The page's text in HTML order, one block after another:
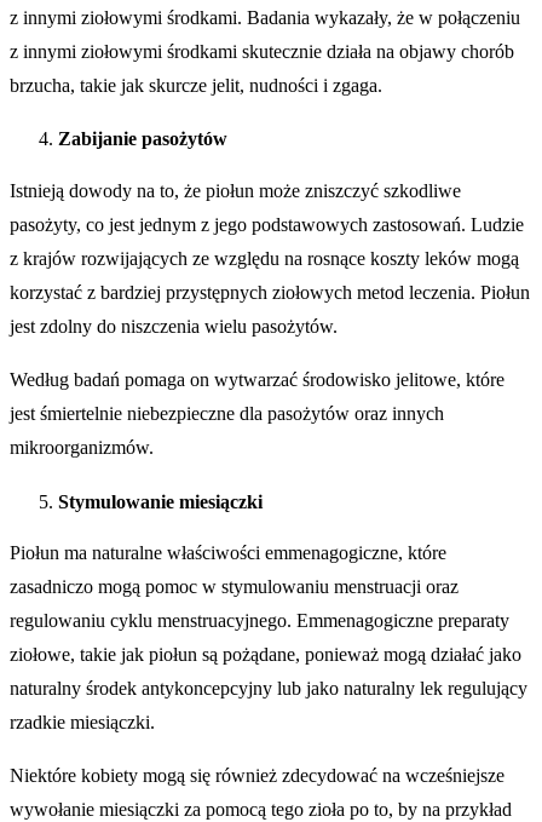
z innymi ziołowymi środkami. Badania wykazały, że w połączeniu
z innymi ziołowymi środkami skutecznie działa na objawy chorób
brzucha, takie jak skurcze jelit, nudności i zgaga.
Zabijanie pasożytów
Istnieją dowody na to, że piołun może zniszczyć szkodliwe
pasożyty, co jest jednym z jego podstawowych zastosowań. Ludzie
z krajów rozwijających ze względu na rosnące koszty leków mogą
korzystać z bardziej przystępnych ziołowych metod leczenia. Piołun
jest zdolny do niszczenia wielu pasożytów.
Według badań pomaga on wytwarzać środowisko jelitowe, które
jest śmiertelnie niebezpieczne dla pasożytów oraz innych
mikroorganizmów.
Stymulowanie miesiączki
Piołun ma naturalne właściwości emmenagogiczne, które
zasadniczo mogą pomoc w stymulowaniu menstruacji oraz
regulowaniu cyklu menstruacyjnego. Emmenagogiczne preparaty
ziołowe, takie jak piołun są pożądane, ponieważ mogą działać jako
naturalny środek antykoncepcyjny lub jako naturalny lek regulujący
rzadkie miesiączki.
Niektóre kobiety mogą się również zdecydować na wcześniejsze
wywołanie miesiączki za pomocą tego zioła po to, by na przykład